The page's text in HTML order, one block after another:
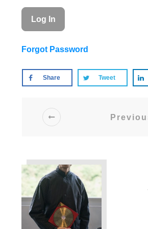
Forgot Password
Share Tweet